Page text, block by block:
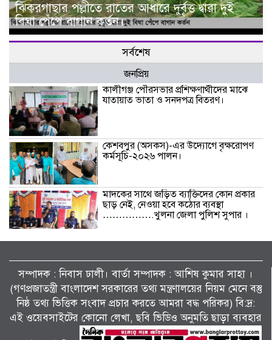
ঝিকরগাছার পল্লীতে রাতের আধারে দুর্বৃত্ত দ্বারা দুই
বিঘা পেঁপে বাগান কর্তন।
সর্বশেষ
জনপ্রিয়
কালীগঞ্জ পৌরসভার প্রশিক্ষণার্থীদের মাঝে
যাতায়াত ভাতা ও সনদপত্র বিতরণ।
কেশবপুর (অসকস)-এর উদ্যোগে বৃক্ষরোপণ
কর্মসূচি-২০২৬ পালন।
মাদকের সাথে জড়িত ব্যাক্তিদের কোন প্রকার
ছাড় নেই, নেওয়া হবে কঠোর ব্যবস্থা
…………….খুলনা জেলা পুলিশ সুপার ।
জুলাই গণঅভ্যুত্থানের দ্বিতীয় বর্ষপূর্তি উপলক্ষে
শ্যামনগরে জামায়াতের গণমিছিল ও বিক্ষোভ
সমাবেশ।
সম্পাদক : নিবাস ঢালী। বার্তা সম্পাদক : আশিষ কুমাৱ সাহা ।
(গণপ্রজাতন্ত্রী বাংলাদেশ সরকারের তথ্য মন্ত্রণালয়ের নিয়ম মেনে বস্তু
নিষ্ঠ তথ্য ভিত্তিক সংবাদ প্রচার করতে আমরা বদ্ধ পরিকর) বি:দ্র:
এই ওয়েবসাইটের কোনো লেখা, ছবি ভিডিও অনুমতি ছাড়া ব্যবহার